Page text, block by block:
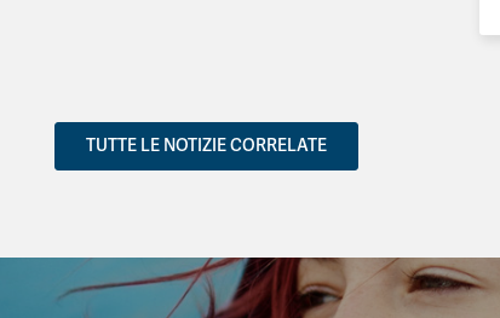
TUTTE LE NOTIZIE CORRELATE